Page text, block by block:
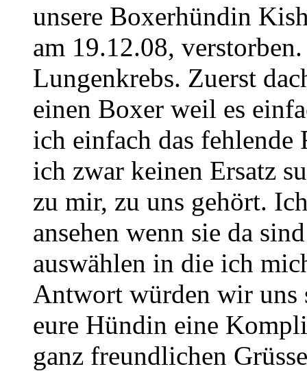
unsere Boxerhündin
am 19.12.08,
Lungenkrebs. Zuerst
einen Boxer weil es
ich einfach das fehlende
ich zwar keinen Ersatz
zu mir, zu uns gehört.
ansehen wenn sie da
auswählen in die ich
Antwort würden wir uns
eure Hündin eine
ganz freundlichen